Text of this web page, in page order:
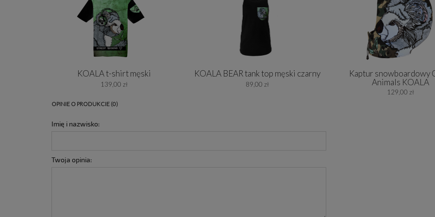
KOALA t-shirt męski
139,00 zł
KOALA BEAR tank top męski czarny
89,00 zł
Kaptur snowboardowy
Animals KOALA
129,00 zł
OPINIE O PRODUKCIE (0)
Imię i nazwisko:
Twoja opinia: